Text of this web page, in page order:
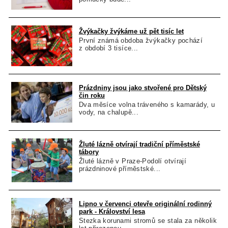
Žvýkačky žvýkáme už pět tisíc let
První známá obdoba žvýkačky pochází
z období 3 tisíce...
Prázdniny jsou jako stvořené pro Dětský
čin roku
Dva měsíce volna tráveného s kamarády, u
vody, na chalupě...
Žluté lázně otvírají tradiční příměstské
tábory
Žluté lázně v Praze-Podolí otvírají
prázdninové příměstské...
Lipno v červenci otevře originální rodinný
park - Království lesa
Stezka korunami stromů se stala za několik